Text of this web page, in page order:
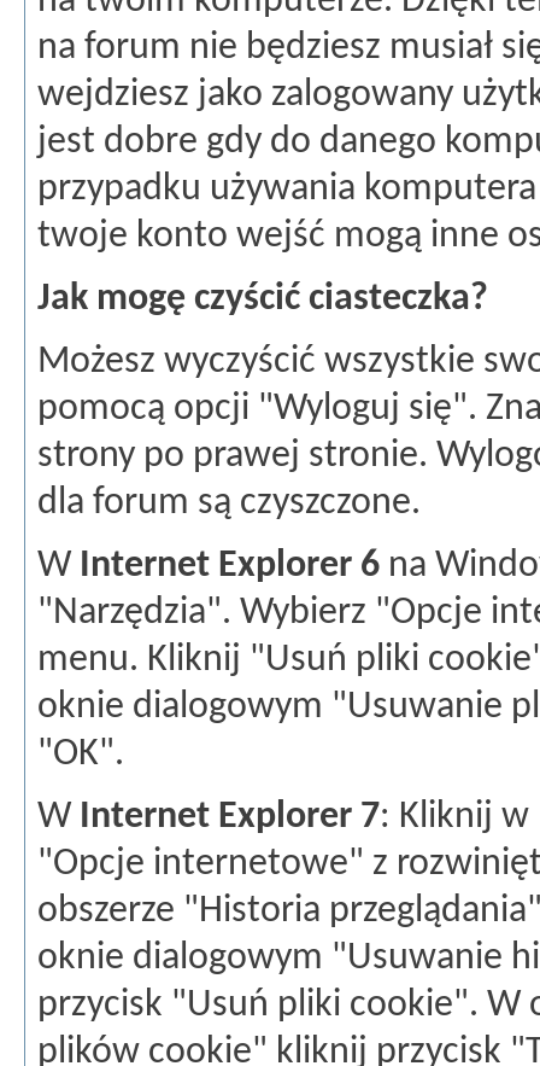
na forum nie będziesz musiał
wejdziesz jako zalogowany
jest dobre gdy do danego
przypadku używania
twoje konto wejść mogą inne
Jak mogę czyścić ciasteczka?
Możesz wyczyścić wszystkie
pomocą opcji "Wyloguj się".
strony po prawej stronie.
dla forum są czyszczone.
W Internet Explorer 6 na
"Narzędzia". Wybierz "Opcje
menu. Kliknij "Usuń pliki
oknie dialogowym "Usuwanie
"OK".
W Internet Explorer 7: Kliknij w
"Opcje internetowe" z
obszerze "Historia
oknie dialogowym "Usuwanie
przycisk "Usuń pliki cookie".
plików cookie" kliknij przycisk